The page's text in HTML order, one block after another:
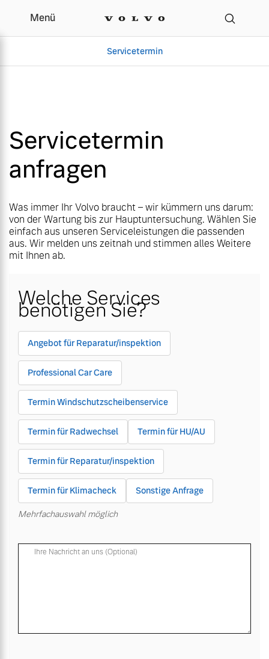
Ihr Volvo Servicetermin
Menü
Servicetermin
Aktuelle Zubehörangebote
Gebrauchtwagen
Aktuelle Zubehörangebote
Zubehörkatalog
Aktuelle Serviceangebote
Service by Volvo
Über uns
Kooperationspartner
Unsere News & Events
Menü
Servicetermin
Aktuelle Zubehörangebote
Gebrauchtwagen
Aktuelle Zubehörangebote
Zubehörkatalog
Aktuelle Serviceangebote
Service by Volvo
Über uns
Kooperationspartner
Unsere News & Events
Servicetermin
anfragen
Was immer Ihr Volvo braucht – wir kümmern uns darum:
von der Wartung bis zur Hauptuntersuchung. Wählen Sie
einfach aus unseren Serviceleistungen die passenden
aus. Wir melden uns zeitnah und stimmen alles Weitere
mit Ihnen ab.
Welche Services
benötigen Sie?
Angebot für Reparatur/inspektion
Professional Car Care
Termin Windschutzscheibenservice
Termin für Radwechsel Termin für HU/AU
Termin für Reparatur/inspektion
Termin für Klimacheck Sonstige Anfrage
Mehrfachauswahl möglich
Ihre Nachricht an uns (Optional)